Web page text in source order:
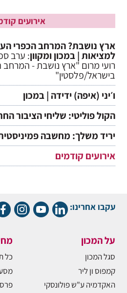
אירועים
ארץ נושבת? המרחב הכפרי
למציאות | במכון ומקוון: ערב
רועי מרום "ארץ נושבת - המרחב
בישראל/פלסטין"
ו׳יני (איפה) ידידה | במכון
הקול פוליטי: שליחי הציבור
יריד משלך: מחשבה פמיניסטית
אירועים קודמים
עקבו אחרינו:
על המכון
סגל המכון
קמפוס ון ליר
האקדמיה ע"ש פולונסקי
כל
פרס